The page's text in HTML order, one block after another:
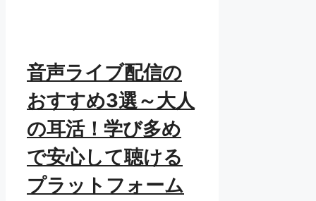
音声ライブ配信の
おすすめ3選～大人
の耳活！学び多め
で安心して聴ける
プラットフォーム